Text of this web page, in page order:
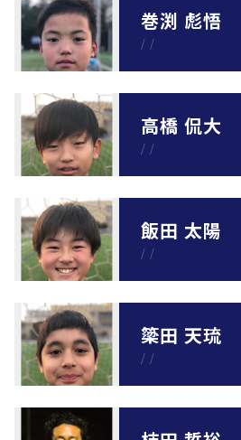
巻渕 彪悟
/ /
高橋 侃大
/ /
飯田 太陽
/ /
簗田 天琉
/ /